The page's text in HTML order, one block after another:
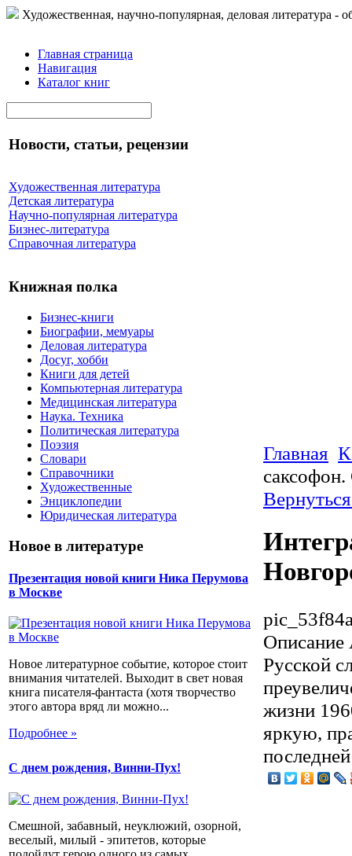
Художественная, научно-популярная, деловая литература -
Главная страница
Навигация
Каталог книг
Новости, статьи, рецензии
Художественная литература
Детская литература
Научно-популярная литература
Бизнес-литература
Справочная литература
Книжная полка
Бизнес-книги
Биографии, мемуары
Деловая литература
Досуг, хобби
Книги для детей
Компьютерная литература
Медицинская литература
Наука. Техника
Политическая литература
Поэзия
Словари
Справочники
Художественные
Энциклопедии
Юридическая литература
Новое в литературе
Презентация новой книги Ника Перумова
в Москве
Новое литературное событие, которое стоит
внимания читателей. Выходит в свет новая
книга писателя-фантаста (хотя творчество
этого автора вряд ли можно...
Подробнее »
С днем рождения, Винни-Пух!
Смешной, забавный, неуклюжий, озорной,
веселый, милый - эпитетов, которые
Главная
Описание
Русской
жизни
яркую,